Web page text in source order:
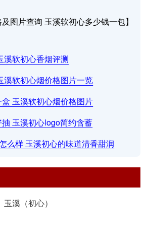
图片查询 玉溪软初心多少钱一包】
溪软初心香烟评测
溪软初心烟价格图片一览
玉溪软初心烟价格图片
玉溪初心logo简约含蓄
么样 玉溪初心的味道清香甜润
玉溪（初心）